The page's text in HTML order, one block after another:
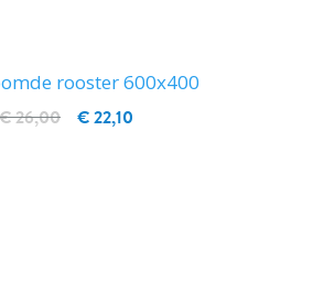
rooster 600x400
€ 22,10
€ 26,00